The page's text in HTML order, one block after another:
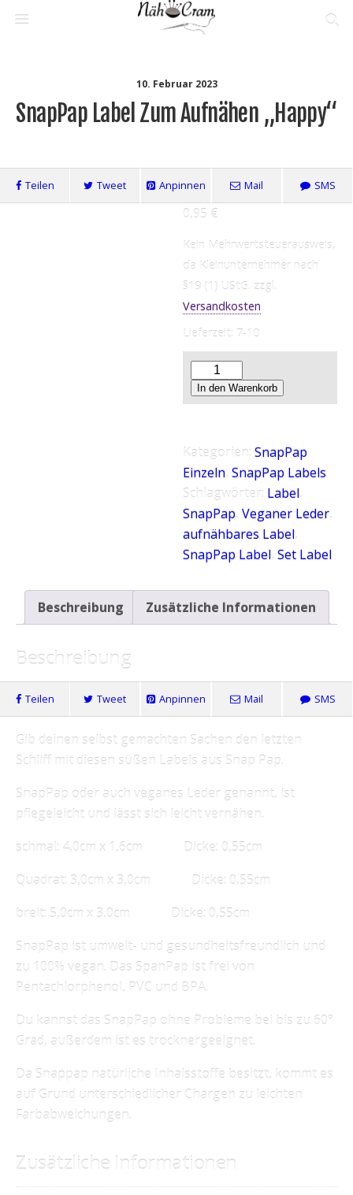
10. Februar 2023
SnapPap Label Zum Aufnähen „Happy“
Teilen Tweet Anpinnen Mail SMS
0,95 €
Kein Mehrwertsteuerausweis,
da Kleinunternehmer nach
§19 (1) UStG. zzgl.
Versandkosten
Lieferzeit: 7-10
SnapPap
Label
"Happy"
Menge
In den Warenkorb
Kategorien:SnapPap
Einzeln,SnapPap Labels
Schlagwörter: Label,
SnapPap,Veganer Leder,
aufnähbares Label,
SnapPap Label,Set Label
Beschreibung Zusätzliche Informationen
Beschreibung
Teilen Tweet Anpinnen Mail SMS
Gib deinen selbst gemachten Sachen den letzten
Schliff mit diesen süßen Labels aus Snap Pap.
SnapPap oder auch veganes Leder genannt, ist
pflegeleicht und lässt sich leicht vernähen.
schmal: 4,0cm x 1,6cm Dicke: 0,55cm
Quadrat: 3,0cm x 3,0cm Dicke: 0,55cm
breit: 5,0cm x 3,0cm Dicke: 0,55cm
SnapPap ist umwelt- und gesundheitsfreundlich und
zu 100% vegan. Das SpanPap ist frei von
Pentachlorphenol, PVC und BPA.
Du kannst das SnapPap ohne Probleme bei bis zu 60°
Grad, außerdem ist es trocknergeeignet.
Da Snappap natürliche Inhalsstoffe besitzt, kommt es
auf Grund unterschiedlicher Chargen zu leichten
Farbabweichungen.
Zusätzliche Informationen